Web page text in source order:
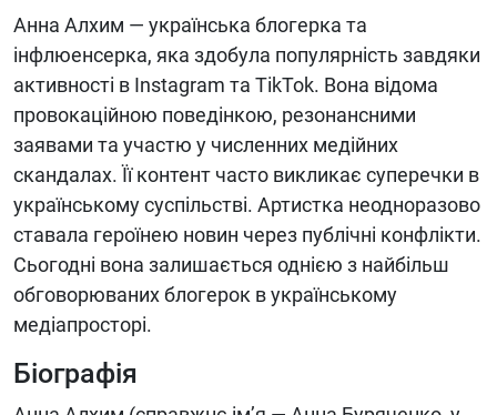
Анна Алхим — українська блогерка та
інфлюенсерка, яка здобула популярність завдяки
активності в Instagram та TikTok. Вона відома
провокаційною поведінкою, резонансними
заявами та участю у численних медійних
скандалах. Її контент часто викликає суперечки в
українському суспільстві. Артистка неодноразово
ставала героїнею новин через публічні конфлікти.
Сьогодні вона залишається однією з найбільш
обговорюваних блогерок в українському
медіапросторі.
Біографія